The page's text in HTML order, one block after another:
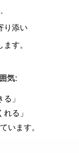
り添い
す。
気:
」
る」
います。